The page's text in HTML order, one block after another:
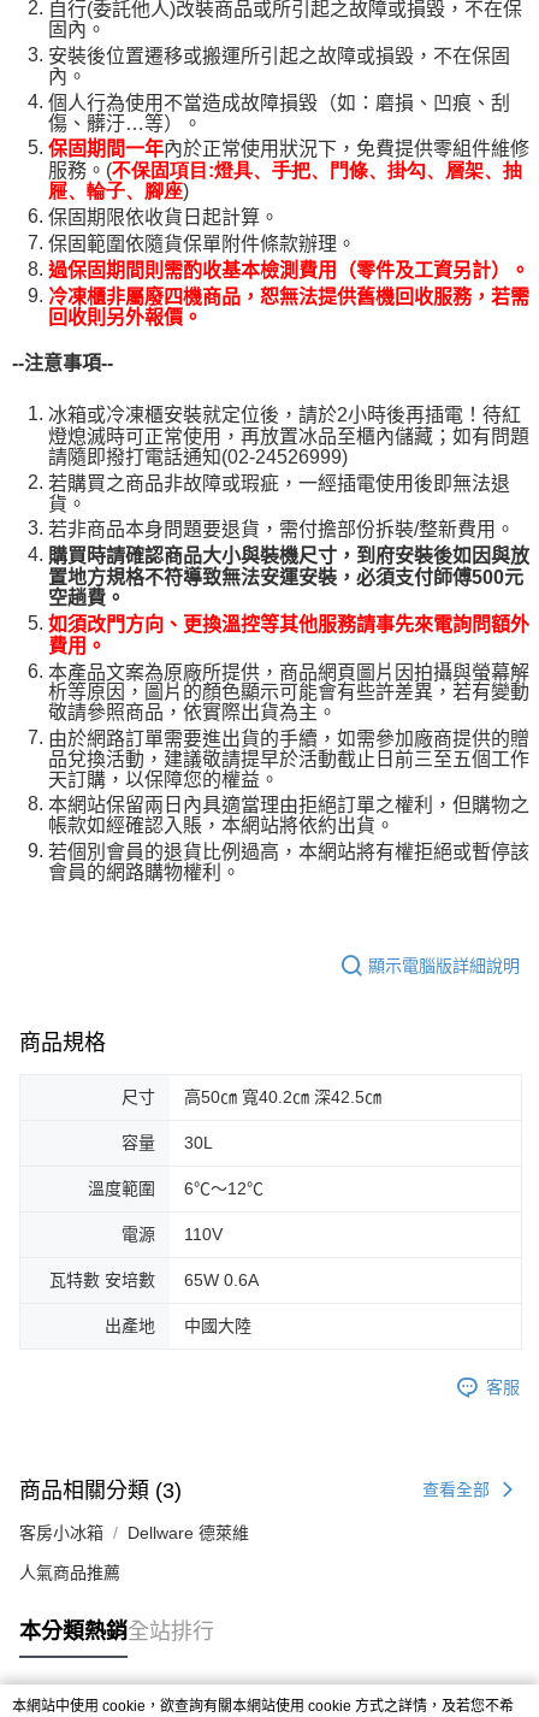
自行(委託他人)改裝商品或所引起之故障或損毀，不在保
固內。
安裝後位置遷移或搬運所引起之故障或損毀，不在保固
內。
個人行為使用不當造成故障損毀（如：磨損、凹痕、刮
傷、髒汙…等）。
保固期間一年內於正常使用狀況下，免費提供零組件維修
服務。(不保固項目:燈具、手把、門條、掛勾、層架、抽
屜、輪子、腳座)
保固期限依收貨日起計算。
保固範圍依隨貨保單附件條款辦理。
過保固期間則需酌收基本檢測費用（零件及工資另計）。
冷凍櫃非屬廢四機商品，恕無法提供舊機回收服務，若需
回收則另外報價。
--注意事項--
冰箱或冷凍櫃安裝就定位後，請於2小時後再插電！待紅
燈熄滅時可正常使用，再放置冰品至櫃內儲藏；如有問題
請隨即撥打電話通知(02-24526999)
若購買之商品非故障或瑕疵，一經插電使用後即無法退
貨。
若非商品本身問題要退貨，需付擔部份拆裝/整新費用。
購買時請確認商品大小與裝機尺寸，到府安裝後如因與放
置地方規格不符導致無法安運安裝，必須支付師傅500元
空趟費。
如須改門方向、更換溫控等其他服務請事先來電詢問額外
費用。
本產品文案為原廠所提供，商品網頁圖片因拍攝與螢幕解
析等原因，圖片的顏色顯示可能會有些許差異，若有變動
敬請參照商品，依實際出貨為主。
由於網路訂單需要進出貨的手續，如需參加廠商提供的贈
品兌換活動，建議敬請提早於活動截止日前三至五個工作
天訂購，以保障您的權益。
本網站保留兩日內具適當理由拒絕訂單之權利，但購物之
帳款如經確認入賬，本網站將依約出貨。
若個別會員的退貨比例過高，本網站將有權拒絕或暫停該
會員的網路購物權利。
顯示電腦版詳細說明
商品規格
尺寸 高50㎝ 寬40.2㎝ 深42.5㎝
容量 30L
溫度範圍 6℃～12℃
電源 110V
瓦特數 安培數 65W 0.6A
出產地 中國大陸
客服
商品相關分類 (3) 查看全部
客房小冰箱 Dellware 德萊維
人氣商品推薦
本分類熱銷全站排行
本網站中使用 cookie，欲查詢有關本網站使用 cookie 方式之詳情，及若您不希